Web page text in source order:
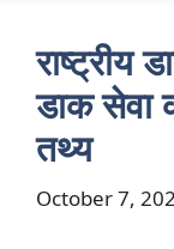
राष्ट्रीय
डाक सेवा
तथ्य
October 7,